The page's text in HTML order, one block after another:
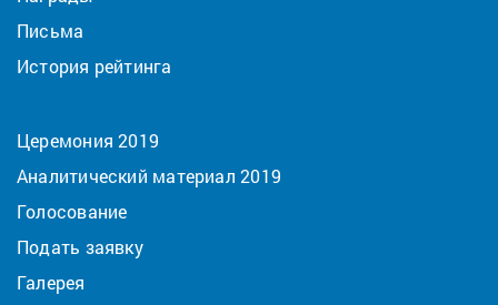
Письма
История рейтинга
Церемония 2019
Аналитический материал 2019
Голосование
Подать заявку
Галерея